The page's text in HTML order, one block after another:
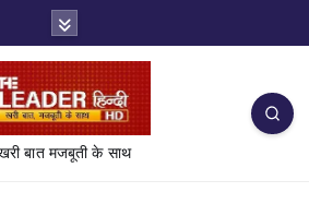
बात मजबूती के साथ